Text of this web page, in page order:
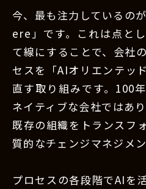
今、最も注力しているの
ere」です。これは点と
て線にすることで、会社
セスを「AIオリエンテッ
直す取り組みです。100
ネイティブな会社ではあ
既存の組織をトランスフ
質的なチェンジマネジメ
プロセスの各段階でAIを